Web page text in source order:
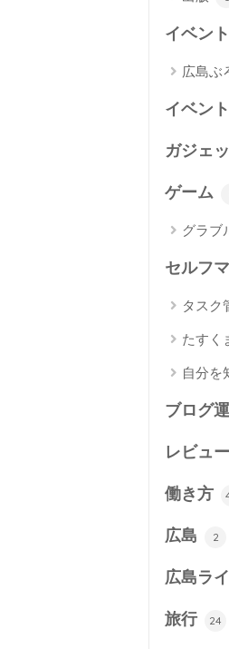
イベント
広島ぶ
イベン
ガジェ
ゲーム
グラブ
セルフ
タスク
たすく
自分を
ブログ
レビュー
働き方
広島 2
広島ラ
旅行 24